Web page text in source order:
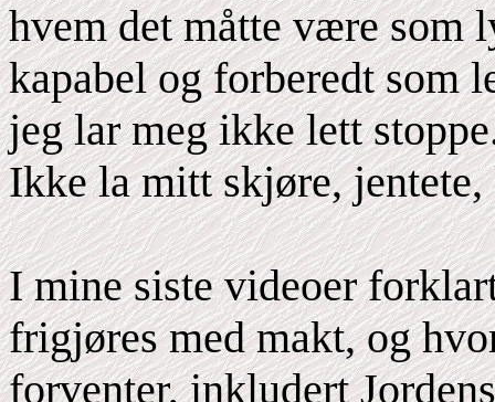
hvem det måtte være som
kapabel og forberedt som
jeg lar meg ikke lett
Ikke la mitt skjøre,
I mine siste videoer
frigjøres med makt, og
forventer, inkludert